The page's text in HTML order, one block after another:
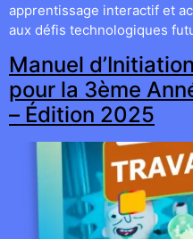
apprentissage interactif et
aux défis technologiques
Manuel
pour la 3ème
– Édition 2025